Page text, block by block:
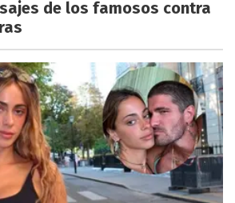
de los famosos contra